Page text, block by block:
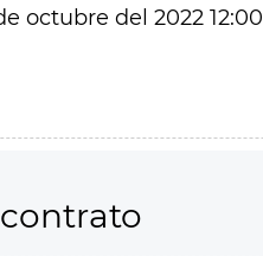
octubre del 2022 12:00